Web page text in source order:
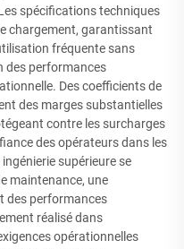
spécifications techniques
chargement, garantissant
fréquente sans
des performances
Des coefficients de
des marges substantielles
contre les surcharges
des opérateurs dans les
supérieure se
maintenance, une
des performances
réalisé dans
opérationnelles